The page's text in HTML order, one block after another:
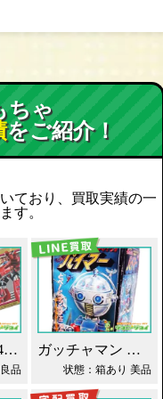
ちゃ
をご紹介！
ており、買取実績の一
す。
カーロボット 4WD・レッカー車 ダイアクロン買取！
品
ガッチャマン パイマー DXジャンボマシンダー買取！
状態：箱あり 美品